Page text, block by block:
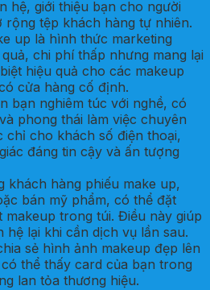
hệ, giới thiệu bạn cho người
rộng tệp khách hàng tự nhiên.
up là hình thức marketing
chi phí thấp nhưng mang lại
hiệu quả cho các makeup
cửa hàng cố định.
bạn nghiêm túc với nghề, có
phong thái làm việc chuyên
chỉ cho khách số điện thoại,
đáng tin cậy và ấn tượng
khách hàng phiếu make up,
bán mỹ phẩm, có thể đặt
makeup trong túi. Điều này giúp
hệ lại khi cần dịch vụ lần sau.
sẻ hình ảnh makeup đẹp lên
thể thấy card của bạn trong
lan tỏa thương hiệu.